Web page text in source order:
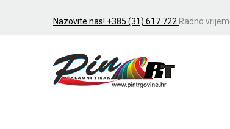
Nazovite nas! +385 (31) 617 722 Radno